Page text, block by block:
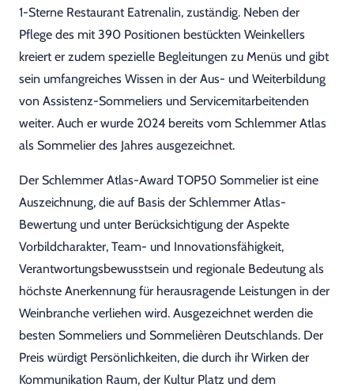
1-Sterne Restaurant Eatrenalin, zuständig. Neben der
Pflege des mit 390 Positionen bestückten Weinkellers
kreiert er zudem spezielle Begleitungen zu Menüs und gibt
sein umfangreiches Wissen in der Aus- und Weiterbildung
von Assistenz-Sommeliers und Servicemitarbeitenden
weiter. Auch er wurde 2024 bereits vom Schlemmer Atlas
als Sommelier des Jahres ausgezeichnet.
Der Schlemmer Atlas-Award TOP50 Sommelier ist eine
Auszeichnung, die auf Basis der Schlemmer Atlas-
Bewertung und unter Berücksichtigung der Aspekte
Vorbildcharakter, Team- und Innovationsfähigkeit,
Verantwortungsbewusstsein und regionale Bedeutung als
höchste Anerkennung für herausragende Leistungen in der
Weinbranche verliehen wird. Ausgezeichnet werden die
besten Sommeliers und Sommelièren Deutschlands. Der
Preis würdigt Persönlichkeiten, die durch ihr Wirken der
Kommunikation Raum, der Kultur Platz und dem